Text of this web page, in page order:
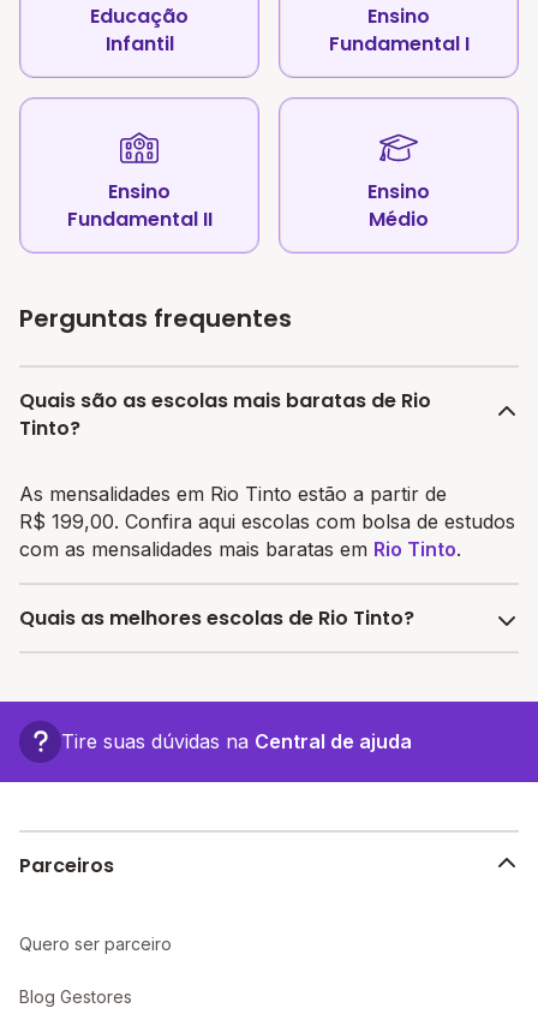
Educação
Infantil
Ensino
Fundamental I
Ensino
Fundamental II
Ensino
Médio
Perguntas frequentes
Quais são as escolas mais baratas de Rio
Tinto?
As mensalidades em Rio Tinto estão a partir de
R$ 199,00. Confira aqui escolas com bolsa de estudos
com as mensalidades mais baratas em Rio Tinto.
Quais as melhores escolas de Rio Tinto?
Tire suas dúvidas na Central de ajuda
Parceiros
Quero ser parceiro
Blog Gestores